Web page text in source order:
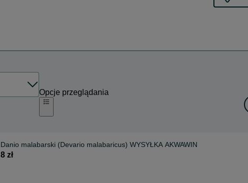
Opcje przeglądania
Danio malabarski (Devario malabaricus) WYSYŁKA AKWAWIN
8 zł